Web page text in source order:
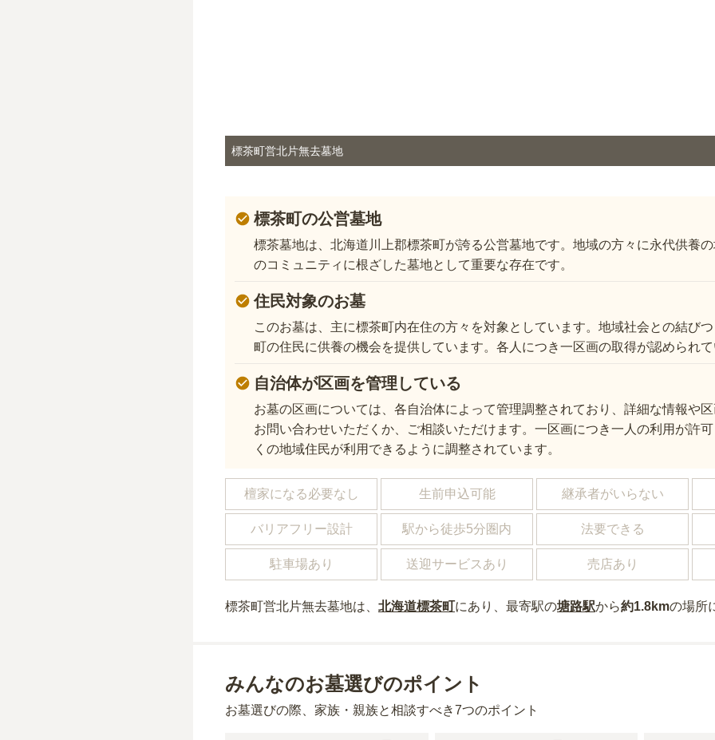
標茶町営北片無去墓地
標茶町の公営墓地
標茶墓地は、北海道川上郡標茶町が誇る公営墓地です。地域の方々に永代供養
のコミュニティに根ざした墓地として重要な存在です。
住民対象のお墓
このお墓は、主に標茶町内在住の方々を対象としています。地域社会との結び
町の住民に供養の機会を提供しています。各人につき一区画の取得が認められ
自治体が区画を管理している
お墓の区画については、各自治体によって管理調整されており、詳細な情報や
お問い合わせいただくか、ご相談いただけます。一区画につき一人の利用が許
くの地域住民が利用できるように調整されています。
檀家になる必要なし 生前申込可能 継承者がいらない
バリアフリー設計 駅から徒歩5分圏内 法要できる
駐車場あり 送迎サービスあり 売店あり
標茶町営北片無去墓地は、 北海道標茶町にあり 、最寄駅の塘路駅から約1.8kmの場所
みんなのお墓選びのポイント
お墓選びの際、家族・親族と相談すべき7つのポイント